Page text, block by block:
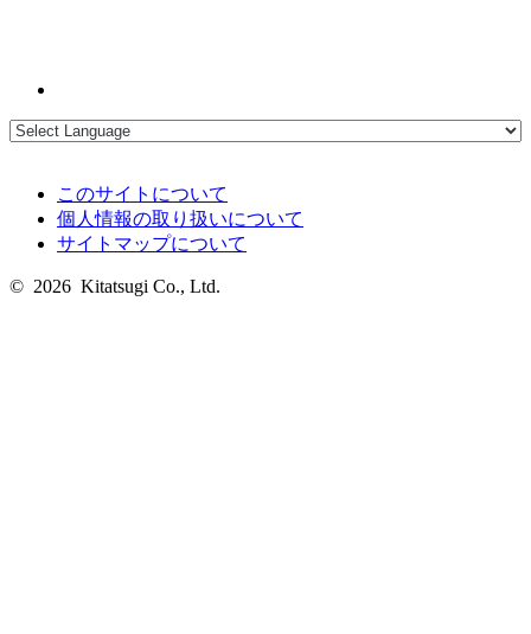
このサイトについて
個人情報の取り扱いについて
サイトマップについて
© 2026 Kitatsugi Co., Ltd.